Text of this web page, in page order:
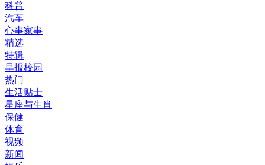
科普
汽车
心事家事
精选
特辑
早报校园
热门
生活贴士
星座与生肖
保健
体育
视频
新闻